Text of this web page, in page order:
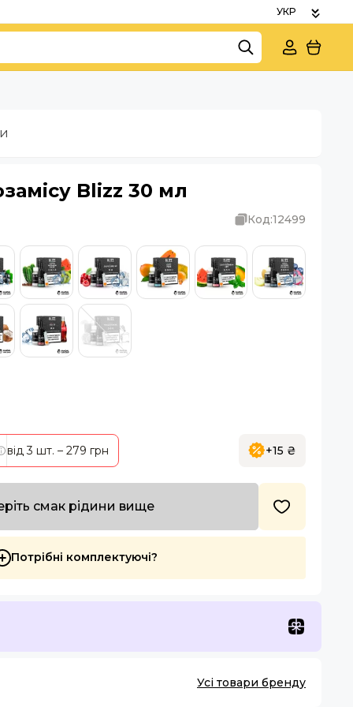
Blizz 30 мл
Код:12499
від 3 шт. – 279 грн +15 ₴
смак рідини вище
Потрібні комплектуючі?
Усі товари бренду